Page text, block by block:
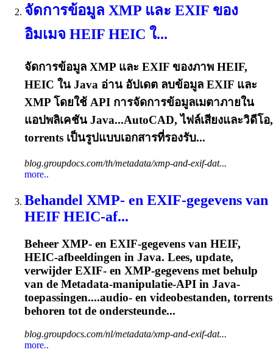
จัดการข้อมูล XMP และ EXIF ของ
อิมเมจ HEIF HEIC ใ...
จัดการข้อมูล XMP และ EXIF ของภาพ HEIF,
HEIC ใน Java อ่าน อัปเดต ลบข้อมูล EXIF และ
XMP โดยใช้ API การจัดการข้อมูลเมตาภายใน
แอปพลิเคชัน Java...AutoCAD, ไฟล์เสียงและวิดีโอ,
torrents เป็นรูปแบบเอกสารที่รองรับ...
blog.groupdocs.com/th/metadata/xmp-and-exif-dat...
more..
Behandel XMP- en EXIF-gegevens van
HEIF HEIC-af...
Beheer XMP- en EXIF-gegevens van HEIF,
HEIC-afbeeldingen in Java. Lees, update,
verwijder EXIF- en XMP-gegevens met behulp
van de Metadata-manipulatie-API in Java-
toepassingen....audio- en videobestanden, torrents
behoren tot de ondersteunde...
blog.groupdocs.com/nl/metadata/xmp-and-exif-dat...
more..